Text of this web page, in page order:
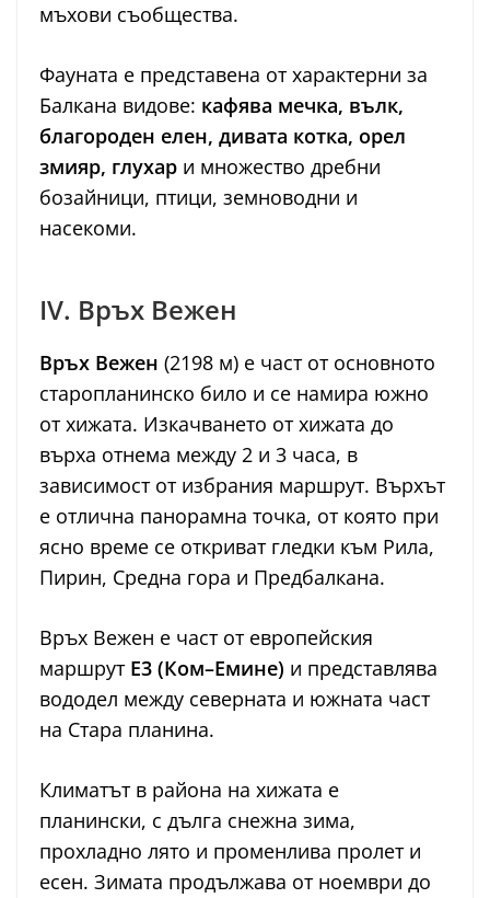
мъхови съобщества.
Фауната е представена от характерни за
Балкана видове: кафява мечка, вълк,
благороден елен, дивата котка, орел
змияр, глухар и множество дребни
бозайници, птици, земноводни и
насекоми.
IV. Връх Вежен
Връх Вежен (2198 м) е част от основното
старопланинско било и се намира южно
от хижата. Изкачването от хижата до
върха отнема между 2 и 3 часа, в
зависимост от избрания маршрут. Върхът
е отлична панорамна точка, от която при
ясно време се откриват гледки към Рила,
Пирин, Средна гора и Предбалкана.
Връх Вежен е част от европейския
маршрут Е3 (Ком–Емине) и представлява
вододел между северната и южната част
на Стара планина.
Климатът в района на хижата е
планински, с дълга снежна зима,
прохладно лято и променлива пролет и
есен. Зимата продължава от ноември до